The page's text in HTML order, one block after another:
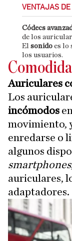
VENTAJAS
Códecs
de los
El sonido es lo
los usuarios.
Auriculares
Los
incómodos
movimiento,
enredarse o
algunos
smartphones
auriculares,
adaptadores.